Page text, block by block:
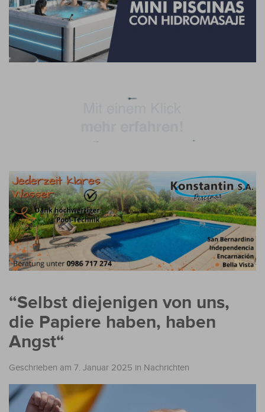
“Selbst diejenigen von uns,
die Papiere haben, haben
Angst“
Geschrieben am 7. Januar 2025 in Nachrichten